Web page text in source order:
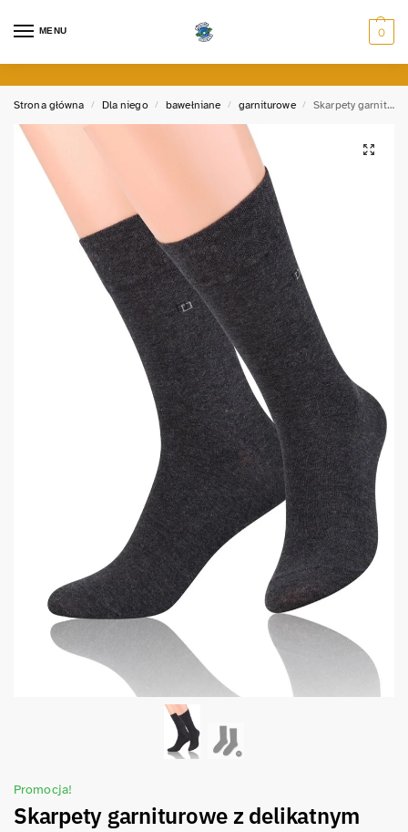
MENU 0
Strona główna / Dla niego / bawełniane / garniturowe / Skarpety garniturowe z delikatnym wzorem
Promocja!
Skarpety garniturowe z delikatnym